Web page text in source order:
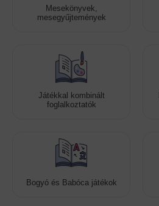
Mesekönyvek,
mesegyűjtemények
Játékkal kombinált
foglalkoztatók
Bogyó és Babóca játékok